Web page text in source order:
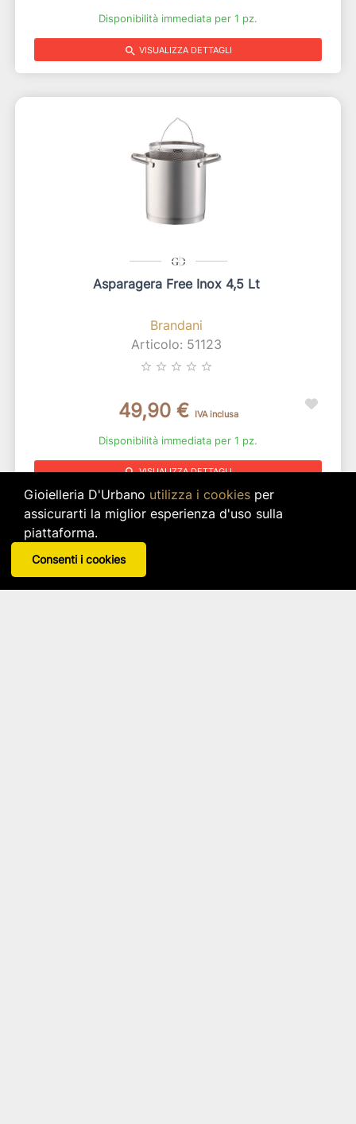
Disponibilità immediata per 1 pz.
search VISUALIZZA DETTAGLI
Asparagera Free Inox 4,5 Lt
Brandani
Articolo: 51123
star_border star_border star_border star_border star_border
49,90 € IVA inclusa
Disponibilità immediata per 1 pz.
searchVISUALIZZA DETTAGLI
Gioielleria D'Urbano utilizza i cookiesper
assicurarti la miglior esperienza d'uso sulla
piattaforma.
Consenti i cookies